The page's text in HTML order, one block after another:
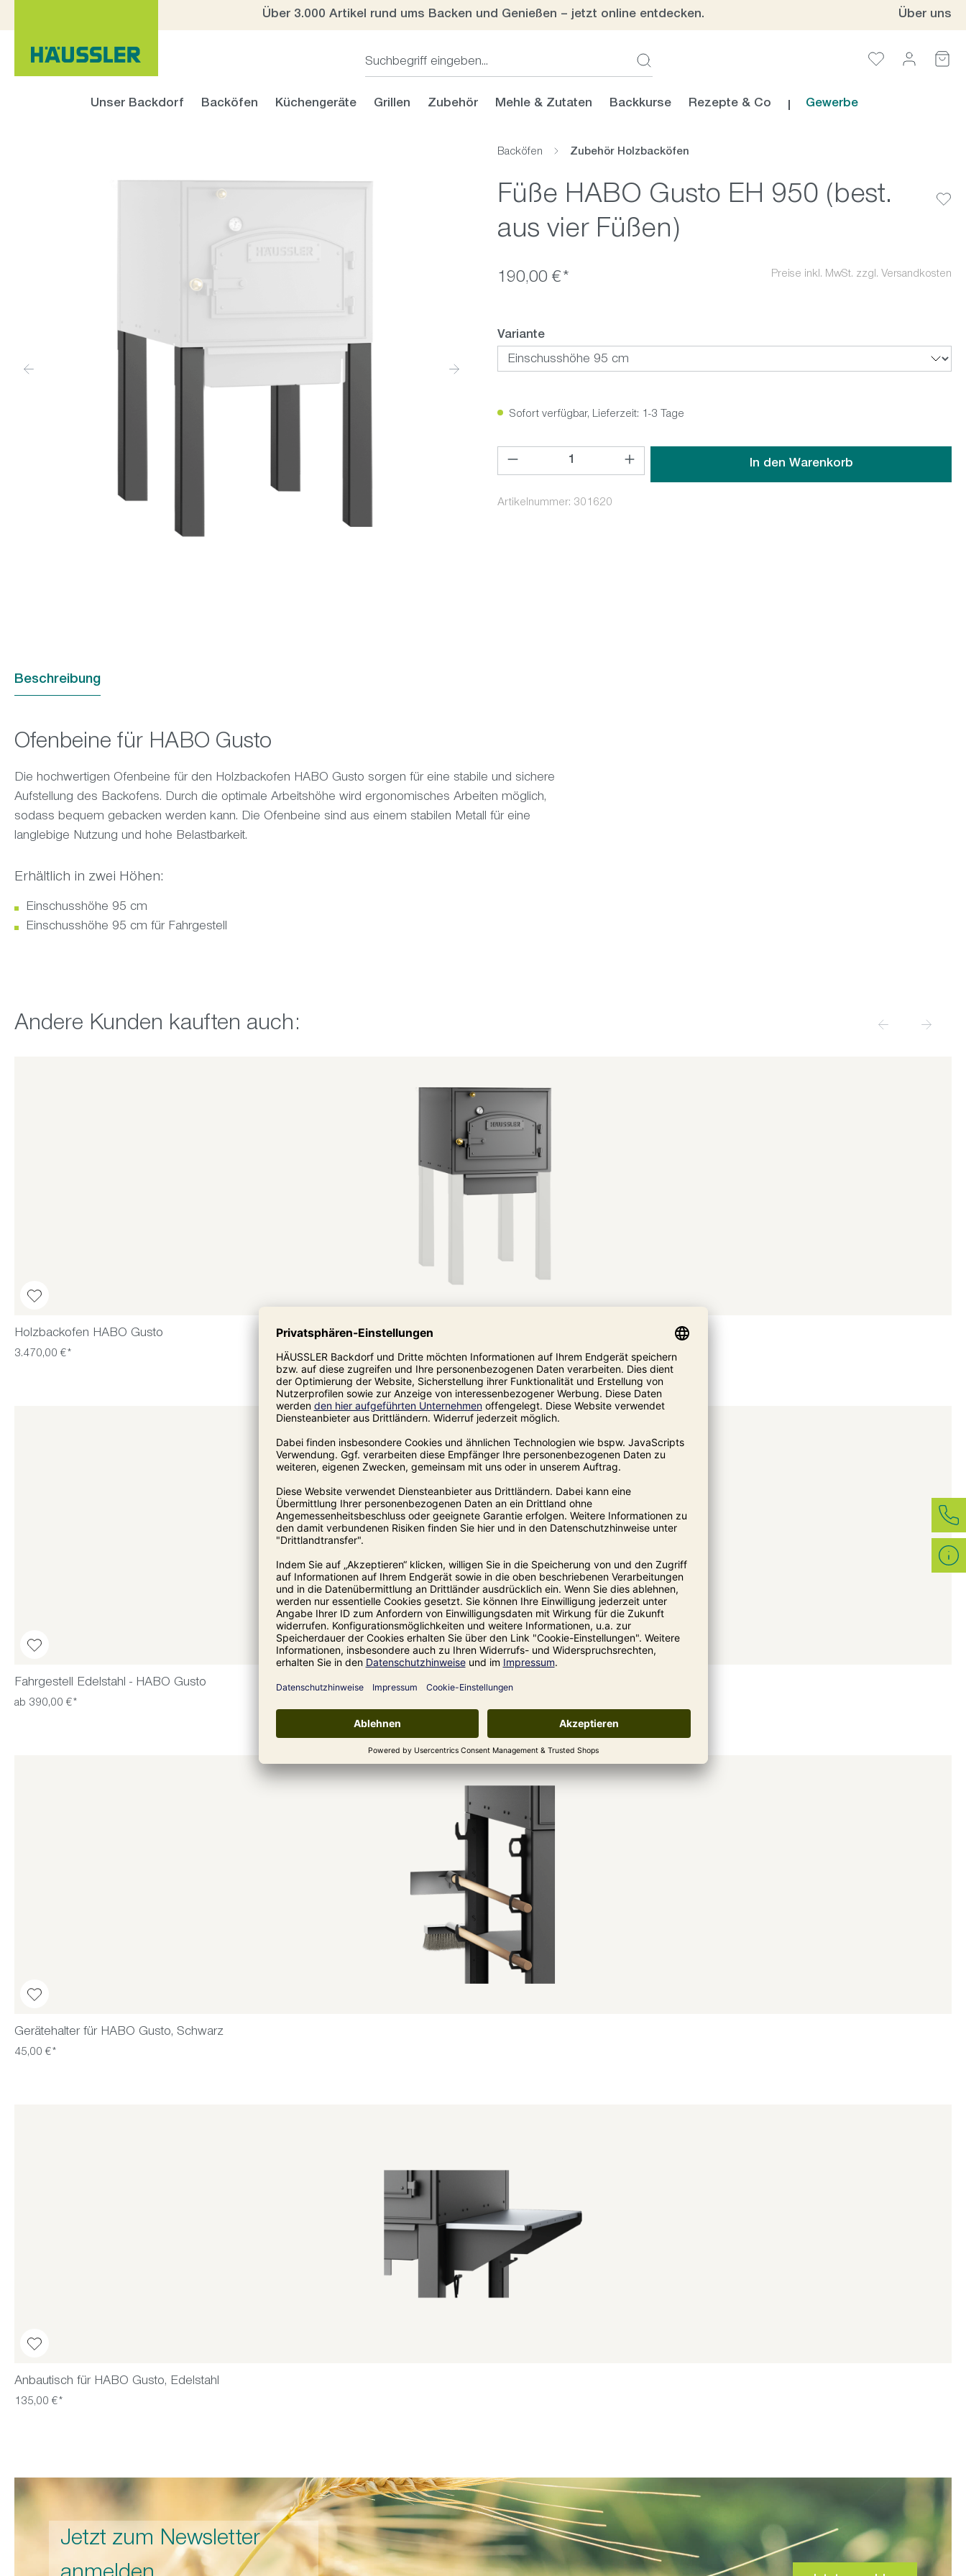
Über 3.000 Artikel rund ums Backen und Genießen – jetzt online entdecken. Über uns
Unser Backdorf Backöfen Küchengeräte Grillen Zubehör Mehle & Zutaten Backkurse Rezepte & Co Gewerbe
Backöfen Zubehör Holzbacköfen
Füße HABO Gusto EH 950 (best.
aus vier Füßen)
190,00 €* Preise inkl. MwSt. zzgl. Versandkosten
Varianteauswählen
Sofort verfügbar, Lieferzeit: 1-3 Tage
Produkt Anzahl: Gib den gewünschten Wert ein oder benutze die Schaltflächen um die
In den Warenkorb
Artikelnummer: 301620
Beschreibung
Ofenbeine für HABO Gusto
Die hochwertigen Ofenbeine für den Holzbackofen HABO Gusto sorgen für eine stabile und sichere
Aufstellung des Backofens. Durch die optimale Arbeitshöhe wird ergonomisches Arbeiten möglich,
sodass bequem gebacken werden kann. Die Ofenbeine sind aus einem stabilen Metall für eine
langlebige Nutzung und hohe Belastbarkeit.
Erhältlich in zwei Höhen:
Einschusshöhe 95 cm
Einschusshöhe 95 cm für Fahrgestell
Produktgalerie überspringen
Andere Kunden kauften auch:
Holzbackofen HABO Gusto
3.470,00 €*
Fahrgestell Edelstahl - HABO Gusto
ab 390,00 €*
Gerätehalter für HABO Gusto, Schwarz
45,00 €*
Anbautisch für HABO Gusto, Edelstahl
135,00 €*
Jetzt zum Newsletter